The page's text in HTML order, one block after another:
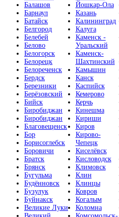
Балашов
Барнаул
Батайск
Белгород
Белебей
Белово
Белогорск
Белорецк
Белореченск
Бердск
Березники
Берёзовский
Бийск
Биробиджан
Биробиджан
Благовещенск
Бор
Борисоглебск
Боровичи
Братск
Брянск
Бугульма
Будённовск
Бузулук
Буйнакск
Великие Луки
Йошкар-Ола
Казань
Калининград
Калуга
Каменск -
Уральский
Каменск-
Шахтинский
Камышин
Канск
Каспийск
Кемерово
Керчь
Кинешма
Кириши
Киров
Кирово-
Чепецк
Киселёвск
Кисловодск
Климовск
Клин
Клинцы
Ковров
Когалым
Коломна